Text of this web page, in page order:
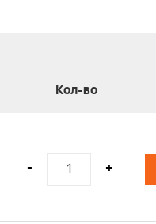
Кол-во
- +